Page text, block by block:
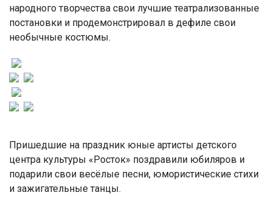
народного творчества свои лучшие театрализованные
постановки и продемонстрировал в дефиле свои
необычные костюмы.
Пришедшие на праздник юные артисты детского
центра культуры «Росток» поздравили юбиляров и
подарили свои весёлые песни, юмористические стихи
и зажигательные танцы.